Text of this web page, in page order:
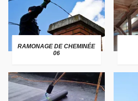
RAMONAGE DE CHEMINÉE
06